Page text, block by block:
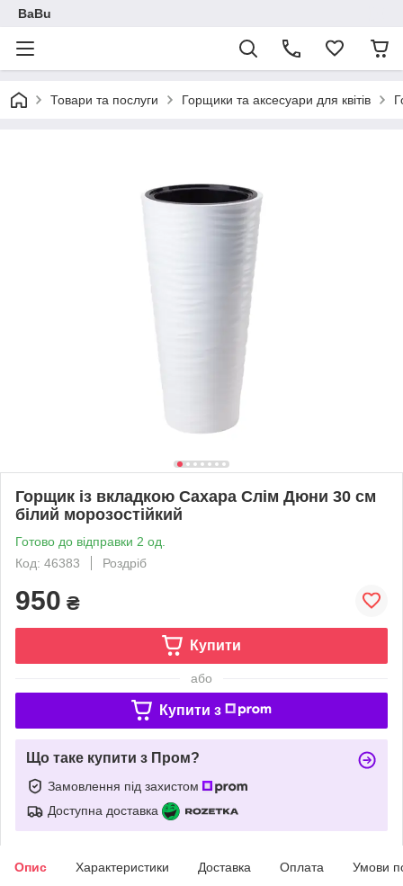
BaBu
Товари та послуги Горщики та аксесуари для квітів
Горщик із вкладкою Сахара Слім Дюни 30 см
білий морозостійкий
Готово до відправки 2 од.
Код: 46383
Роздріб
950 ₴
Купити
або
Купити з
Що таке купити з Пром?
Замовлення під захистом
Доступна доставка
Опис Характеристики Доставка Оплата Умови